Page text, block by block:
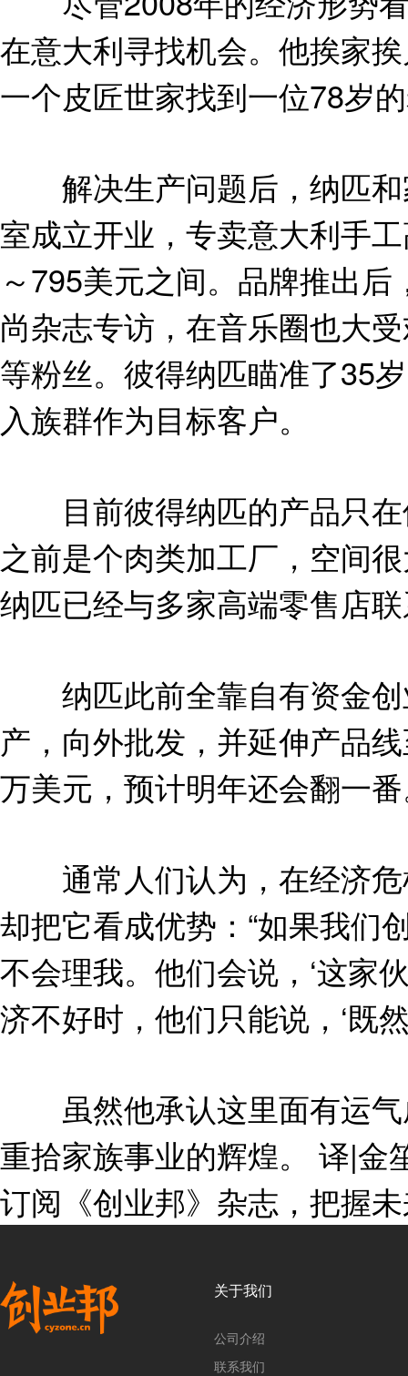
在意大利寻找机会。他挨家
一个皮匠世家找到一位78岁
解决生产问题后，纳匹和
室成立开业，专卖意大利手
～795美元之间。品牌推出
尚杂志专访，在音乐圈也大
等粉丝。彼得纳匹瞄准了35
入族群作为目标客户。
目前彼得纳匹的产品只在
之前是个肉类加工厂，空间
纳匹已经与多家高端零售店
纳匹此前全靠自有资金创
产，向外批发，并延伸产品
万美元，预计明年还会翻一
通常人们认为，在经济危
却把它看成优势：“如果我们
不会理我。他们会说，‘这家
济不好时，他们只能说，‘既
虽然他承认这里面有运气
重拾家族事业的辉煌。 译|金
订阅《创业邦》杂志，把握
关于我们
公司介绍
联系我们